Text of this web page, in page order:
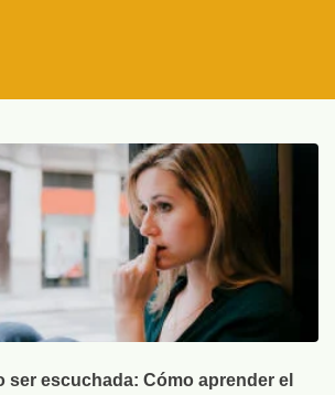
ser escuchada: Cómo aprender el